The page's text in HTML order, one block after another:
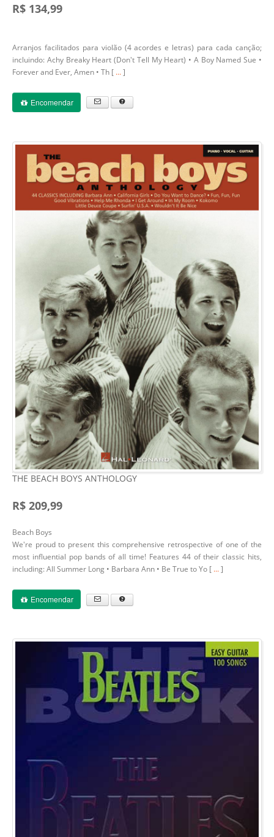
R$ 134,99
Arranjos facilitados para violão (4 acordes e letras) para cada canção;
incluindo: Achy Breaky Heart (Don't Tell My Heart) • A Boy Named Sue •
Forever and Ever, Amen • Th [ ...]
Encomendar
THE BEACH BOYS ANTHOLOGY
R$ 209,99
Beach Boys
We're proud to present this comprehensive retrospective of one of the
most influential pop bands of all time! Features 44 of their classic hits,
including: All Summer Long • Barbara Ann • Be True to Yo [ ...]
Encomendar